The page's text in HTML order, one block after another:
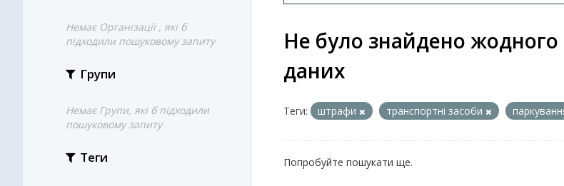
Немає Організації , які б
підходили пошуковому запиту
Групи
Немає Групи, які б підходили
пошуковому запиту
Теги
Не було знайдено жодного
даних
Теги: штрафи транспортні засоби
Попробуйте пошукати ще.